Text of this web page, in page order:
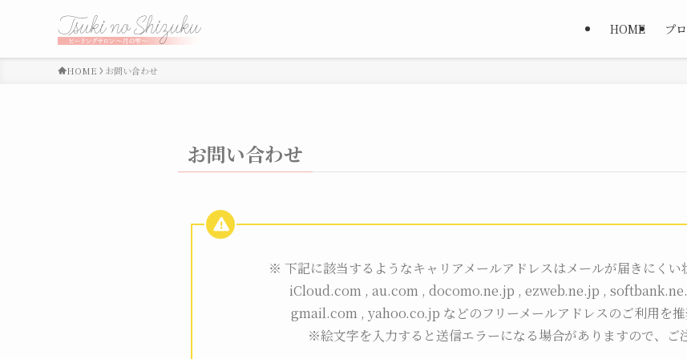
HOME プ
HOME お問い合わせ
お問い合わせ
※ 下記に該当するようなキャリアメールアドレスはメールが届きにくい
iCloud.com , au.com , docomo.ne.jp , ezweb.ne.jp ,
gmail.com , yahoo.co.jp などのフリーメールアドレスのご利用を推
※絵文字を入力すると送信エラーになる場合がありますので、ご